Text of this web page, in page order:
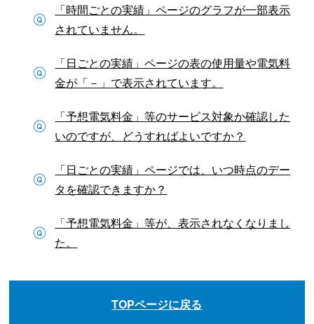
「時間ごとの実績」ページのグラフが一部表示
されていません。
「日ごとの実績」ページの表の使用量や電気料
金が「－」で表示されています。
「予想電気料金」等のサービス対象か確認した
いのですが、どうすればよいですか？
「日ごとの実績」ページでは、いつ時点のデー
タを確認できますか？
「予想電気料金」等が、表示されなくなりまし
た。
TOPページに戻る